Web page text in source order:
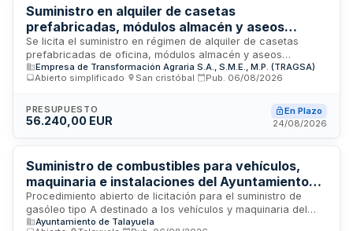
Suministro en alquiler de casetas
prefabricadas, módulos almacén y aseos
portátiles para emergencias por incendios
forestales - TRAGSA
Se licita el suministro en régimen de alquiler de casetas
prefabricadas de oficina, módulos almacén y aseos
portátiles químicos para el Plan de Actuaciones de Ámbito
Local ante Emergencias por Incendios Forestales, que
instalación, puesta en servicio en ubicaciones indicadas,
mantenimiento integral de sanitarios con limpieza y
reubicación cuando sea necesario y retirada final con
restitución de zonas. El contratista debe aportar personal
formado, uniformado e identificado, equipos de protección y
medios necesarios, asumiendo todas las responsabilidades
laborales y ambientales aplicables.
Empresa de Transformación Agraria S.A., S.M.E., M.P. (TRAGSA)
Abierto simplificado
San cristóbal Pub. 06/08/2026
PRESUPUESTO
56.240,00 EUR
En Plazo
24/08/2026
Suministro de combustibles para vehículos,
maquinaria e instalaciones del Ayuntamiento
de Talayuela
Procedimiento abierto de licitación para el suministro de
gasóleo tipo A destinado a los vehículos y maquinaria del
parque móvil municipal, así como gasóleo tipo B y C para
Ayuntamiento de Talayuela